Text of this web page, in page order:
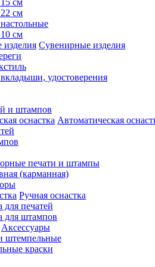
15 см
см
см
Сувенирные изделия
удостоверения
и штампов
Автоматическая
печати и штампы
(карманная)
Ручная оснастка
для печатей
для штампов
Аксессуары
штемпельные
краски